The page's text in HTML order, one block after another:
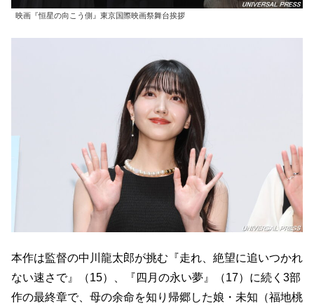
映画『恒星の向こう側』東京国際映画祭舞台挨拶
本作は監督の中川龍太郎が挑む『走れ、絶望に追いつかれ
ない速さで』（15）、『四月の永い夢』（17）に続く3部
作の最終章で、母の余命を知り帰郷した娘・未知（福地桃